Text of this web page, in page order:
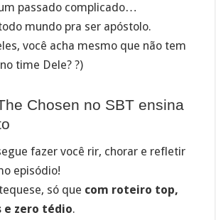
passado complicado…
mundo pra ser apóstolo.
você acha mesmo que não tem
time Dele? ?)
Chosen no SBT ensina
fazer você rir, chorar e refletir
episódio!
só que com roteiro top,
e zero tédio.